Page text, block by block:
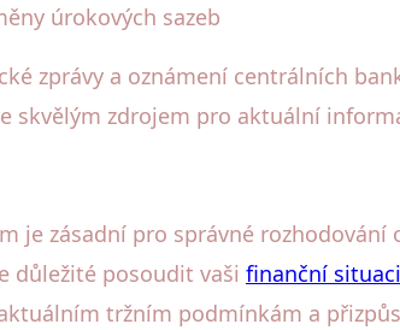
úrokových sazeb
zprávy a oznámení centrálních
skvělým zdrojem pro aktuální
je zásadní pro správné
důležité posoudit vaši finanční situaci
tržním podmínkám a